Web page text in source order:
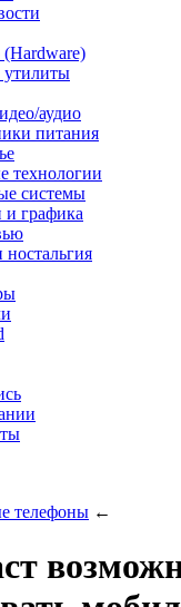
(Hardware)
аудио
питания
технологии
системы
и графика
ностальгия
телефоны ←